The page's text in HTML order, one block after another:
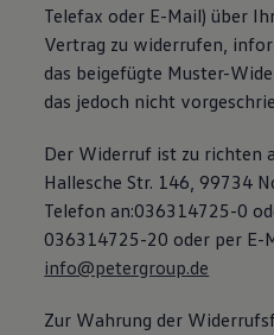
Telefax oder E-Mail) über
Vertrag zu widerrufen,
das beigefügte Muster-
das jedoch nicht
Der Widerruf ist zu richten
Hallesche Str. 146, 99734
Telefon an:036314725-0
036314725-20 oder per E-
info@petergroup.de
Zur Wahrung der